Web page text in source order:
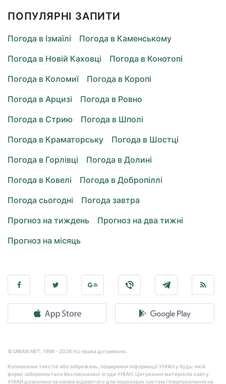
ПОПУЛЯРНІ ЗАПИТИ
Погода в Ізмаїлі
Погода в Каменському
Погода в Новій Каховці
Погода в Конотопі
Погода в Коломиї
Погода в Коропі
Погода в Арцизі
Погода в Ровно
Погода в Стрию
Погода в Шполі
Погода в Краматорську
Погода в Шостці
Погода в Горлівці
Погода в Долині
Погода в Ковелі
Погода в Добропіллі
Погода сьогодні
Погода завтра
Прогноз на тиждень
Прогноз на два тижні
Прогноз на місяць
© UNIAN.NET, 1998 - 2026 Усі права дотримано.
Копіювання текстів або зображень, поширення інформації УНІАН у будь-якій
формі забороняється без письмової згоди УНІАН. Цитування матеріалів сайту
УНІАН дозволено за умови відкритого для пошукових систем гіперпосилання на